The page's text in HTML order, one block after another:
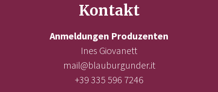
Kontakt
Anmeldungen Produzenten
Ines Giovanett
mail@blauburgunder.it
+39 335 596 7246